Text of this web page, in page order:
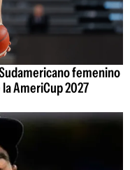
femenino
AmeriCup 2027